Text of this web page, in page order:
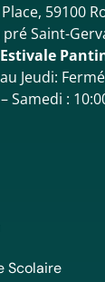
59100
Saint-
Jeudi: Fermé
Samedi :
Scolaire